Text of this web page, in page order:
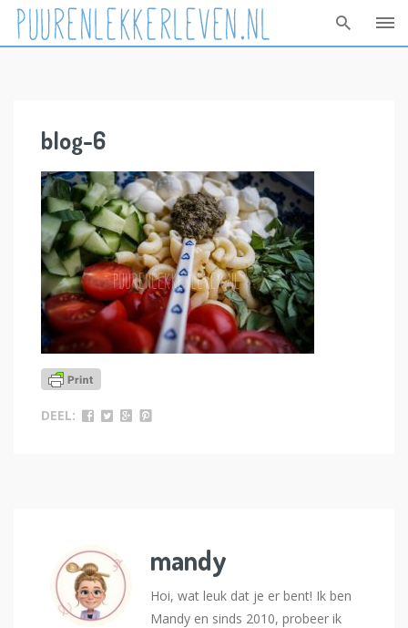
blog-6
DEEL:
mandy
Hoi, wat leuk dat je er bent! Ik ben
Mandy en sinds 2010, probeer ik